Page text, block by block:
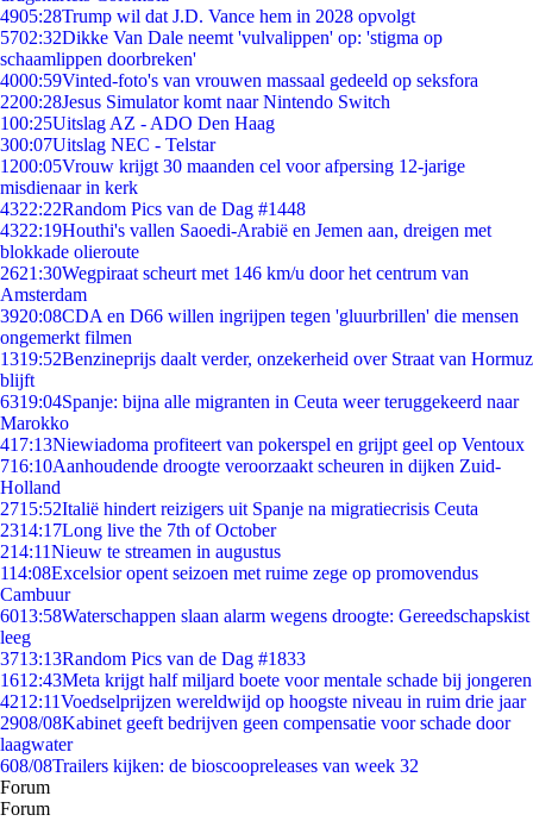
4905:28Trump wil dat J.D. Vance hem in 2028 opvolgt
5702:32Dikke Van Dale neemt 'vulvalippen' op: 'stigma op
schaamlippen doorbreken'
4000:59Vinted-foto's van vrouwen massaal gedeeld op seksfora
2200:28Jesus Simulator komt naar Nintendo Switch
100:25Uitslag AZ - ADO Den Haag
300:07Uitslag NEC - Telstar
1200:05Vrouw krijgt 30 maanden cel voor afpersing 12-jarige
misdienaar in kerk
4322:22Random Pics van de Dag #1448
4322:19Houthi's vallen Saoedi-Arabië en Jemen aan, dreigen met
blokkade olieroute
2621:30Wegpiraat scheurt met 146 km/u door het centrum van
Amsterdam
3920:08CDA en D66 willen ingrijpen tegen 'gluurbrillen' die mensen
ongemerkt filmen
1319:52Benzineprijs daalt verder, onzekerheid over Straat van Hormuz
blijft
6319:04Spanje: bijna alle migranten in Ceuta weer teruggekeerd naar
Marokko
417:13Niewiadoma profiteert van pokerspel en grijpt geel op Ventoux
716:10Aanhoudende droogte veroorzaakt scheuren in dijken Zuid-
Holland
2715:52Italië hindert reizigers uit Spanje na migratiecrisis Ceuta
2314:17Long live the 7th of October
214:11Nieuw te streamen in augustus
114:08Excelsior opent seizoen met ruime zege op promovendus
Cambuur
6013:58Waterschappen slaan alarm wegens droogte: Gereedschapskist
leeg
3713:13Random Pics van de Dag #1833
1612:43Meta krijgt half miljard boete voor mentale schade bij jongeren
4212:11Voedselprijzen wereldwijd op hoogste niveau in ruim drie jaar
2908/08Kabinet geeft bedrijven geen compensatie voor schade door
laagwater
608/08Trailers kijken: de bioscoopreleases van week 32
Forum
Forum